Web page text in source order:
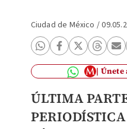
Ciudad de México /
Únete
ÚLTIMA